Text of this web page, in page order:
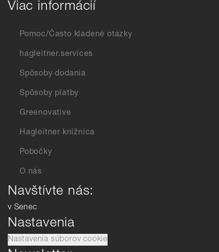
Viac informácií
Pomoc/Často kladené otázky
hagleitner.services
Spôsoby dodania
Spôsoby platby
Greenovative
Hagleitner knižnica
Pobočky
O nás
Navštívte nás:
v Senec
Nastavenia
Nastavenia súborov cookie